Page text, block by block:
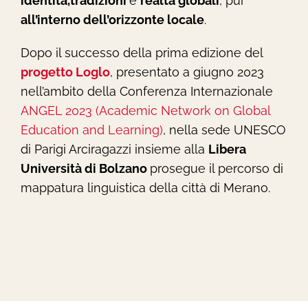
all’interno dell’orizzonte locale.
Dopo il successo della prima edizione del
progetto Loglo, presentato a giugno 2023
nell’ambito della Conferenza Internazionale
ANGEL 2023 (Academic Network on Global
Education and Learning), nella sede UNESCO
di Parigi Arciragazzi insieme alla Libera
Università di Bolzano prosegue il percorso di
mappatura linguistica della città di Merano.